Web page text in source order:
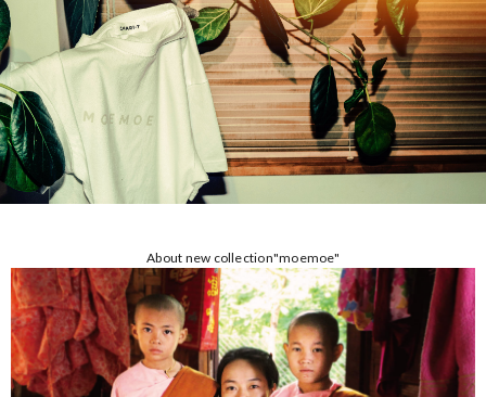
About new collection"moemoe"